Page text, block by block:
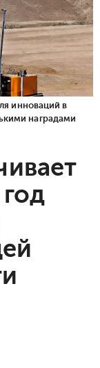
инноваций в
наградами